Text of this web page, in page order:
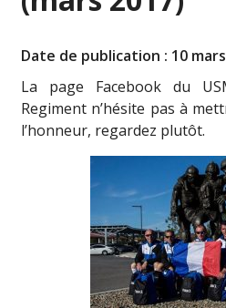
Date de publication : 10
La page Facebook du
Regiment n’hésite pas à
l’honneur, regardez plutôt.